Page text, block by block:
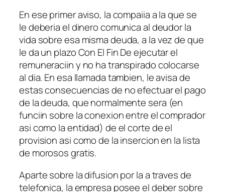
En ese primer aviso, la compaii­a a la que se
le deberia el dinero comunica al deudor la
vida sobre esa misma deuda, a la vez de que
le da un plazo Con El Fin De ejecutar el
remuneraciin y no ha transpirado colocarse
al dia. En esa llamada tambien, le avisa de
estas consecuencias de no efectuar el pago
de la deuda, que normalmente sera (en
funciin sobre la conexion entre el comprador
asi­ como la entidad) de el corte de el
provision asi­ como de la insercion en la lista
de morosos gratis.
Aparte sobre la difusion por la a traves de
telefonica, la empresa posee el deber sobre